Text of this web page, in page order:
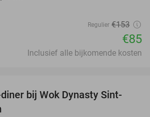
Regulier €153
€85
Inclusief alle bijkomende kosten
17%
bij Wok Dynasty Sint-